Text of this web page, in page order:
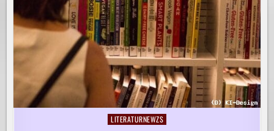
Posted
LITERATURNEWZS